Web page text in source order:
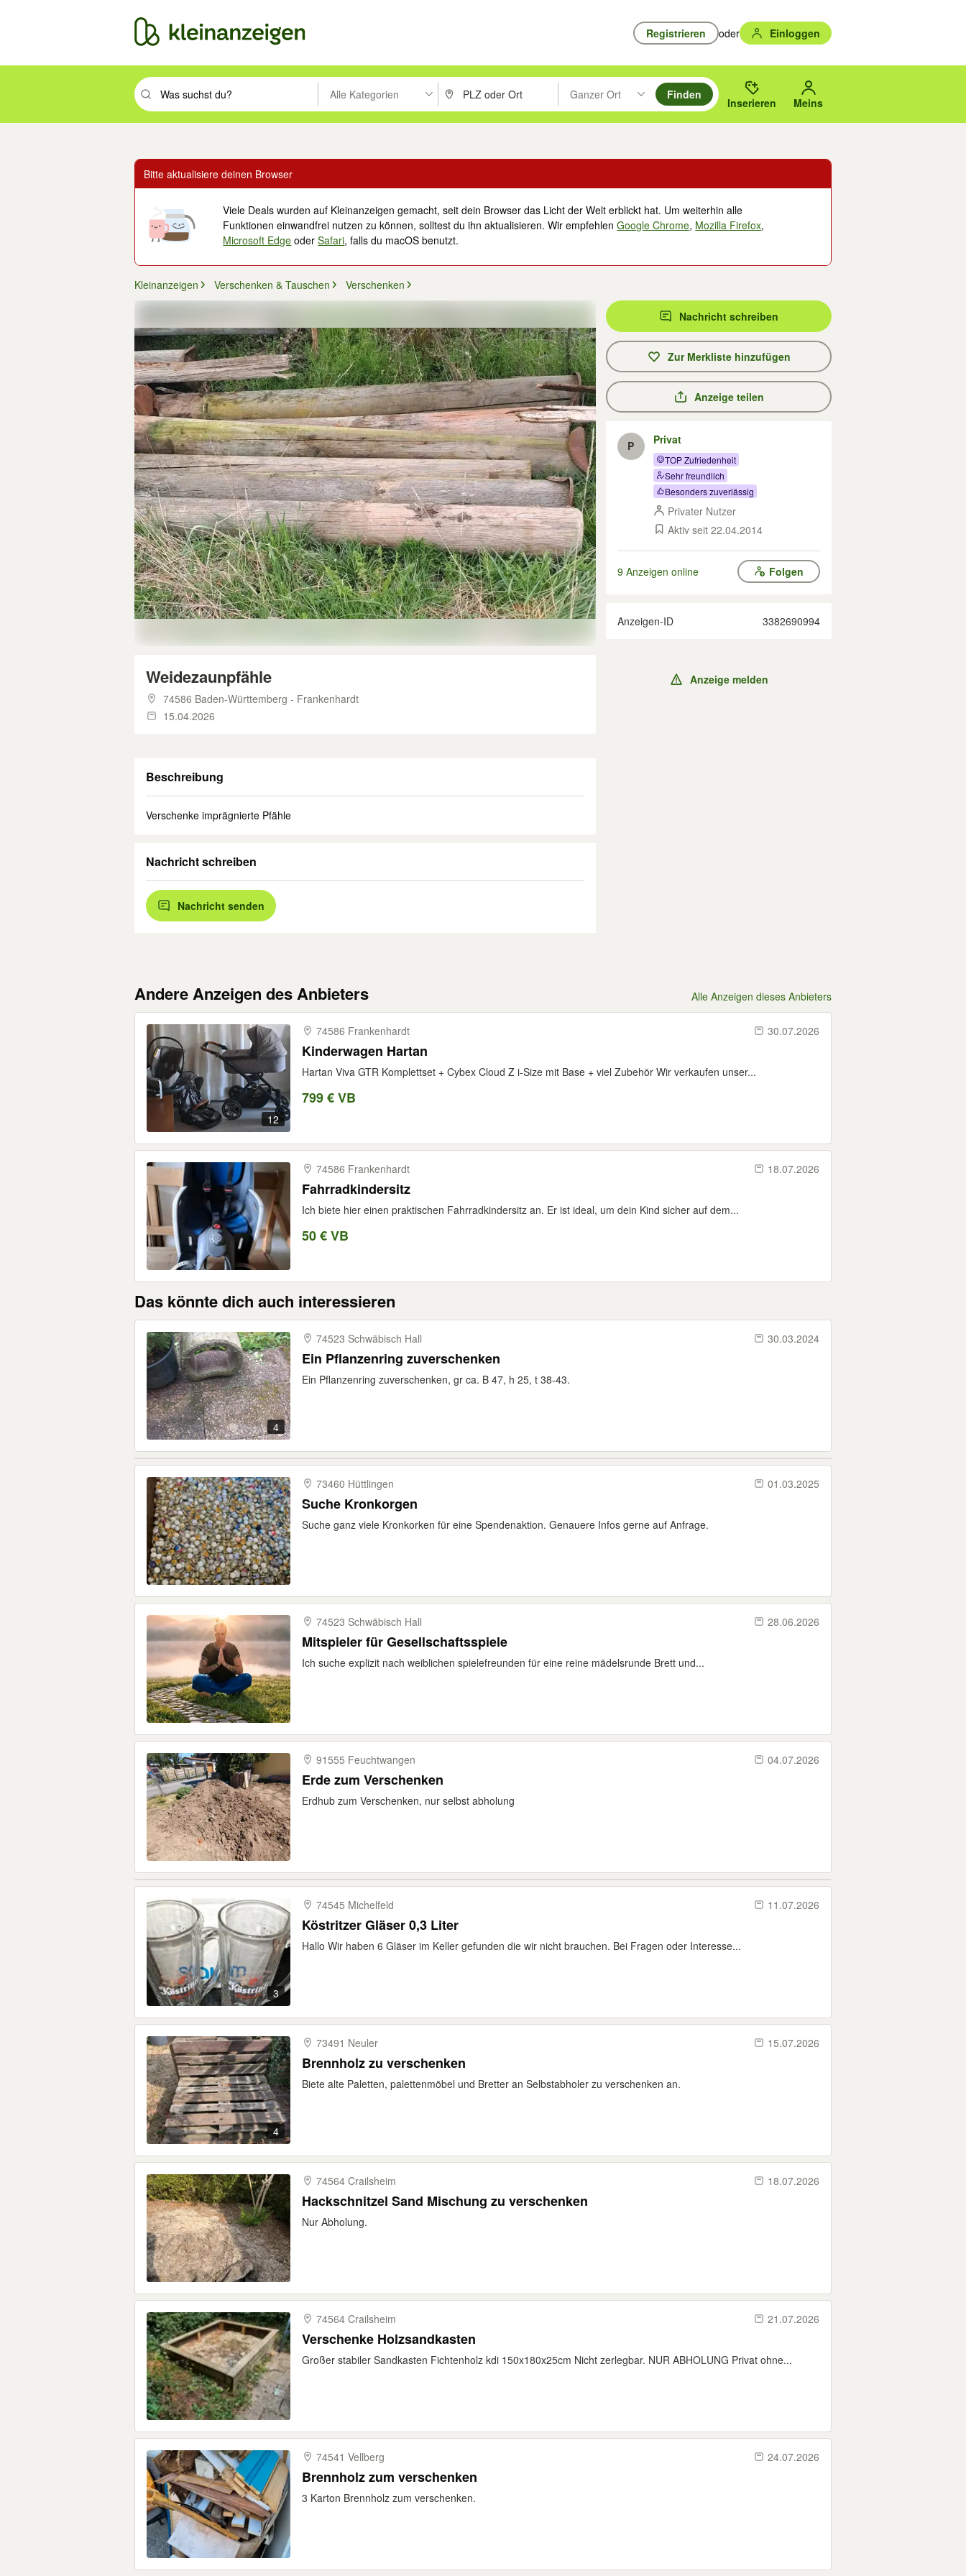
Registrieren oder Einloggen
Suchbegriff eingeben. Eingabetaste drücken um zu suchen, oder Vorschläge mit den Pfeiltasten nach oben/unten durchsuchen und mit Eingabetaste auswählen.
Alle Kategorien PLZ oder Ort eingeben. Eingabetaste drücken um zu suchen, oder Vorschläge mit den Pfeiltasten nach oben/
Ganzer Ort
Suche im Umkreis des gewählten Orts oder PLZ.
Finden
Inserieren Meins
Bitte aktualisiere deinen Browser
Viele Deals wurden auf Kleinanzeigen gemacht, seit dein Browser das Licht der Welt erblickt hat. Um weiterhin alle
Funktionen einwandfrei nutzen zu können, solltest du ihn aktualisieren. Wir empfehlenGoogle Chrome, Mozilla Firefox,
Microsoft Edge oderSafari, falls du macOS benutzt.
Kleinanzeigen Verschenken & Tauschen Verschenken
Weidezaunpfähle
74586 Baden-Württemberg - Frankenhardt
15.04.2026
Beschreibung
Verschenke imprägnierte Pfähle
Nachricht schreiben
Nachricht senden
Nachricht schreiben
Zur Merkliste hinzufügen
Anzeige teilen
P Privat
TOP Zufriedenheit
Sehr freundlich
Besonders zuverlässig
Privater Nutzer
Aktiv seit 22.04.2014
9 Anzeigen online Folgen
Anzeigen-ID 3382690994
Anzeige melden
Andere Anzeigen des Anbieters Alle Anzeigen dieses Anbieters
12
74586 Frankenhardt 30.07.2026
Kinderwagen Hartan
Hartan Viva GTR Komplettset + Cybex Cloud Z i-Size mit Base + viel Zubehör Wir verkaufen unser...
799 € VB
74586 Frankenhardt 18.07.2026
Fahrradkindersitz
Ich biete hier einen praktischen Fahrradkindersitz an. Er ist ideal, um dein Kind sicher auf dem...
50 € VB
Das könnte dich auch interessieren
4
74523 Schwäbisch Hall 30.03.2024
Ein Pflanzenring zuverschenken
Ein Pflanzenring zuverschenken, gr ca. B 47, h 25, t 38-43.
73460 Hüttlingen 01.03.2025
Suche Kronkorgen
Suche ganz viele Kronkorken für eine Spendenaktion. Genauere Infos gerne auf Anfrage.
74523 Schwäbisch Hall 28.06.2026
Mitspieler für Gesellschaftsspiele
Ich suche explizit nach weiblichen spielefreunden für eine reine mädelsrunde Brett und...
91555 Feuchtwangen 04.07.2026
Erde zum Verschenken
Erdhub zum Verschenken, nur selbst abholung
3
74545 Michelfeld 11.07.2026
Köstritzer Gläser 0,3 Liter
Hallo Wir haben 6 Gläser im Keller gefunden die wir nicht brauchen. Bei Fragen oder Interesse...
4
73491 Neuler 15.07.2026
Brennholz zu verschenken
Biete alte Paletten, palettenmöbel und Bretter an Selbstabholer zu verschenken an.
74564 Crailsheim 18.07.2026
Hackschnitzel Sand Mischung zu verschenken
Nur Abholung.
74564 Crailsheim 21.07.2026
Verschenke Holzsandkasten
Großer stabiler Sandkasten Fichtenholz kdi 150x180x25cm Nicht zerlegbar. NUR ABHOLUNG Privat ohne...
74541 Vellberg 24.07.2026
Brennholz zum verschenken
3 Karton Brennholz zum verschenken.